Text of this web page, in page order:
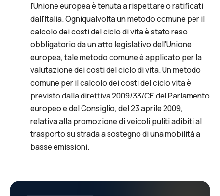
l'Unione europea è tenuta a rispettare o ratificati
dall'Italia. Ogniqualvolta un metodo comune per il
calcolo dei costi del ciclo di vita è stato reso
obbligatorio da un atto legislativo dell'Unione
europea, tale metodo comune è applicato per la
valutazione dei costi del ciclo di vita. Un metodo
comune per il calcolo dei costi del ciclo vita è
previsto dalla direttiva 2009/33/CE del Parlamento
europeo e del Consiglio, del 23 aprile 2009,
relativa alla promozione di veicoli puliti adibiti al
trasporto su strada a sostegno di una mobilità a
basse emissioni.